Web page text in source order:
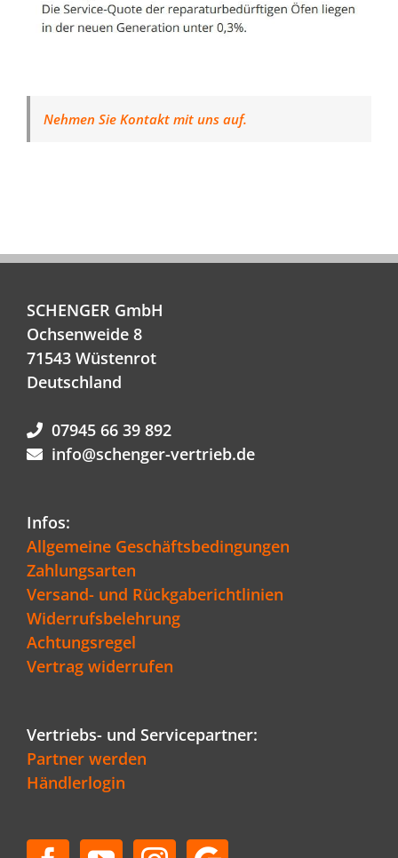
Nehmen Sie Kontakt mit uns auf.
SCHENGER GmbH
Ochsenweide 8
71543 Wüstenrot
Deutschland
07945 66 39 892
info@schenger-vertrieb.de
Infos:
Allgemeine Geschäftsbedingungen
Zahlungsarten
Versand- und Rückgaberichtlinien
Widerrufsbelehrung
Achtungsregel
Vertrag widerrufen
Vertriebs- und Servicepartner:
Partner werden
Händlerlogin